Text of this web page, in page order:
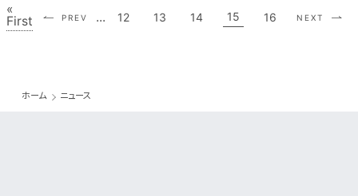
«
First PREV ... 12 13 14 15 16 NEXT
ホーム ニュース